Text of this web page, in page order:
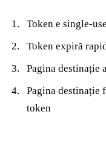
Token e single-
Token expiră
Pagina destinație
Pagina destinație
token